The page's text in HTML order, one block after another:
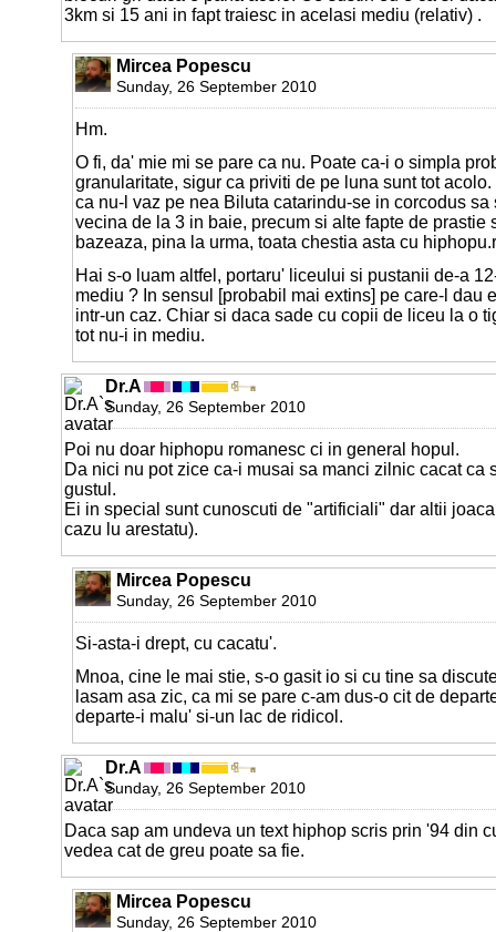
3km si 15 ani in fapt traiesc in acelasi mediu (relativ) .
Mircea Popescu
Sunday, 26 September 2010
Hm.
O fi, da' mie mi se pare ca nu. Poate ca-i o simpla
granularitate, sigur ca priviti de pe luna sunt tot
ca nu-l vaz pe nea Biluta catarindu-se in corcodus sa
vecina de la 3 in baie, precum si alte fapte de prastie
bazeaza, pina la urma, toata chestia asta cu
Hai s-o luam altfel, portaru' liceului si pustanii de-a
mediu ? In sensul [probabil mai extins] pe care-l dau
intr-un caz. Chiar si daca sade cu copii de liceu la o
tot nu-i in mediu.
Dr.A
Sunday, 26 September 2010
Poi nu doar hiphopu romanesc ci in general hopul.
Da nici nu pot zice ca-i musai sa manci zilnic cacat ca
gustul.
Ei in special sunt cunoscuti de "artificiali" dar altii
cazu lu arestatu).
Mircea Popescu
Sunday, 26 September 2010
Si-asta-i drept, cu cacatu'.
Mnoa, cine le mai stie, s-o gasit io si cu tine sa
lasam asa zic, ca mi se pare c-am dus-o cit de
departe-i malu' si-un lac de ridicol.
Dr.A
Sunday, 26 September 2010
Daca sap am undeva un text hiphop scris prin '94 din
vedea cat de greu poate sa fie.
Mircea Popescu
Sunday, 26 September 2010